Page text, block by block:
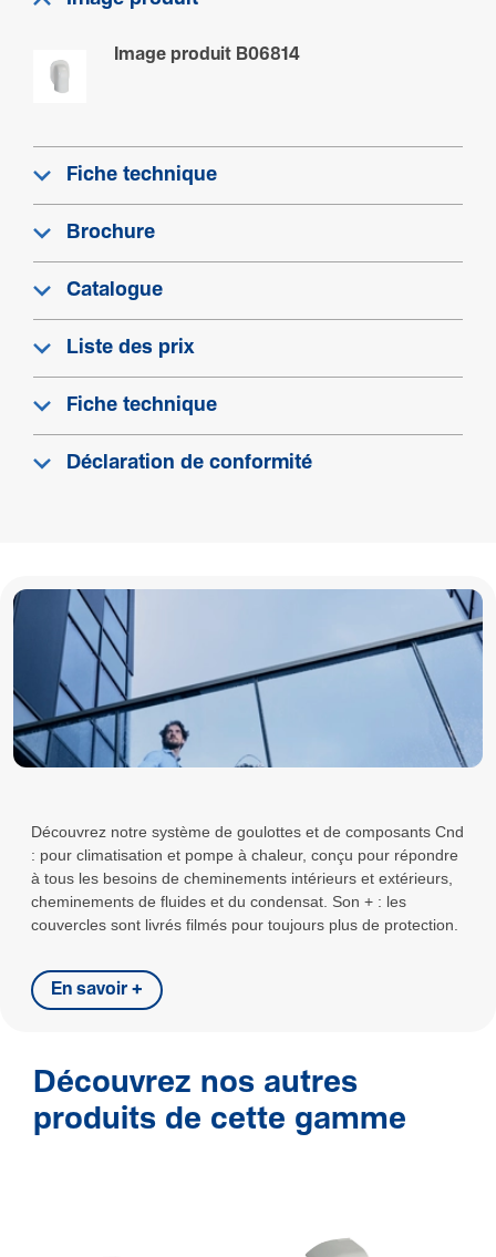
Image produit B06814
Fiche technique
Brochure
Catalogue
Liste des prix
Fiche technique
Déclaration de conformité
Découvrez notre système de goulottes et de composants Cnd
: pour climatisation et pompe à chaleur, conçu pour répondre
à tous les besoins de cheminements intérieurs et extérieurs,
cheminements de fluides et du condensat. Son + : les
couvercles sont livrés filmés pour toujours plus de protection.
En savoir +
Découvrez nos autres
produits de cette gamme